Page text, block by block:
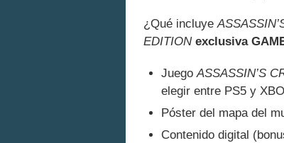
¿Qué incluye
EDITION exclusiva
JuegoASSASSIN’S
elegir entre PS5 y
Póster del mapa del
Contenido digital